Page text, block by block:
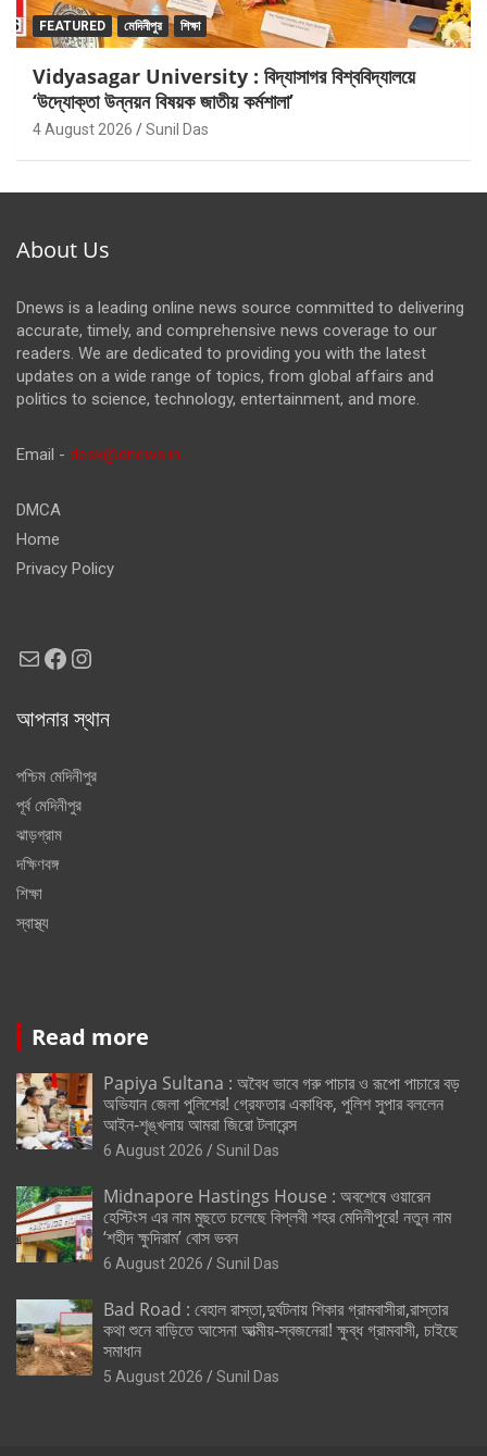
FEATURED মেদিনীপুর শিক্ষা
Vidyasagar University : বিদ্যাসাগর বিশ্ববিদ্যালয়ে
‘উদ্যোক্তা উন্নয়ন বিষয়ক জাতীয় কর্মশালা’
4 August 2026 Sunil Das
About Us
Dnews is a leading online news source committed to delivering
accurate, timely, and comprehensive news coverage to our
readers. We are dedicated to providing you with the latest
updates on a wide range of topics, from global affairs and
politics to science, technology, entertainment, and more.
Email - desk@dnews.in
DMCA
Home
Privacy Policy
MailFacebook
Instagram
আপনার স্থান
পশ্চিম মেদিনীপুর
পূর্ব মেদিনীপুর
ঝাড়গ্রাম
দক্ষিণবঙ্গ
শিক্ষা
স্বাস্থ্য
Read more
Papiya Sultana : অবৈধ ভাবে গরু পাচার ও রূপো পাচারে বড়
অভিযান জেলা পুলিশের! গ্রেফতার একাধিক, পুলিশ সুপার বললেন
আইন-শৃঙ্খলায় আমরা জিরো টলারেন্স
6 August 2026 Sunil Das
Midnapore Hastings House : অবশেষে ওয়ারেন
হেস্টিংস এর নাম মুছতে চলেছে বিপ্লবী শহর মেদিনীপুরে! নতুন নাম
‘শহীদ ক্ষুদিরাম’ বোস ভবন
6 August 2026 Sunil Das
Bad Road : বেহাল রাস্তা,দুর্ঘটনায় শিকার গ্রামবাসীরা,রাস্তার
কথা শুনে বাড়িতে আসেনা আত্মীয়-স্বজনেরা! ক্ষুব্ধ গ্রামবাসী, চাইছে
সমাধান
5 August 2026 Sunil Das